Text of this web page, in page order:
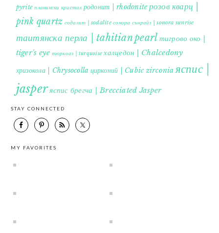
pyrite планински кристал родонит | rhodonite розов кварц |
pink quartz содалит | sodalite сонора сънрайз | sonora sunrise
таитянска перла | tahitian pearl тигрово око |
tiger's eye тюркоаз | turquoise халцедон | Chalcedony
хризокола | Chrysocolla цирконий | Cubic zirconia яспис |
jasperяспис брегча | Brecciated Jasper
STAY CONNECTED
MY FAVORITES